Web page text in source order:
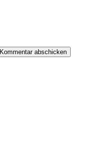
Kommentar abschicken